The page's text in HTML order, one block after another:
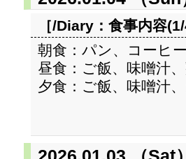
［/Diary： 食事内容
朝食：パン、コーヒー
昼食：ご飯、味噌汁
夕食：ご飯、味噌汁